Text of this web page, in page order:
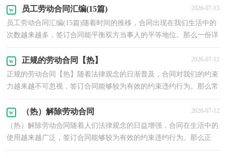
员工劳动合同汇编(15篇) 2026-07-13
员工劳动合同汇编(15篇)随着时间的推移，合同出现在我们生活中的
次数越来越多，签订合同能平衡双方当事人的平等地位。那么一份详
正规的劳动合同【热】 2026-07-12
正规的劳动合同【热】随着法律观念的日渐普及，合同对我们的约束
力越来越不可忽视，签订合同能够较为有效的约束违约行为。那么常
（热）解除劳动合同 2026-07-12
（热）解除劳动合同随着人们法律观念的日益增强，合同在生活中的
使用越来越广泛，签订合同能够较为有效的约束违约行为。那么正